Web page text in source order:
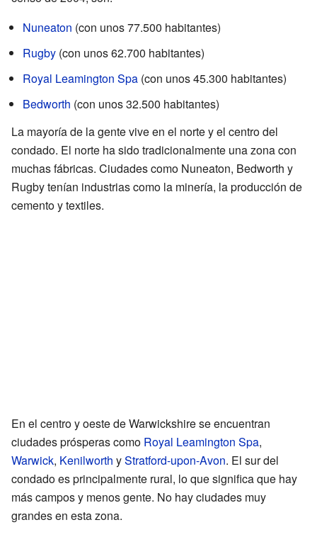
Nuneaton (con unos 77.500 habitantes)
Rugby (con unos 62.700 habitantes)
Royal Leamington Spa (con unos 45.300 habitantes)
Bedworth (con unos 32.500 habitantes)
La mayoría de la gente vive en el norte y el centro del
condado. El norte ha sido tradicionalmente una zona con
muchas fábricas. Ciudades como Nuneaton, Bedworth y
Rugby tenían industrias como la minería, la producción de
cemento y textiles.
En el centro y oeste de Warwickshire se encuentran
ciudades prósperas como Royal Leamington Spa,
Warwick, Kenilworth yStratford-upon-Avon. El sur del
condado es principalmente rural, lo que significa que hay
más campos y menos gente. No hay ciudades muy
grandes en esta zona.